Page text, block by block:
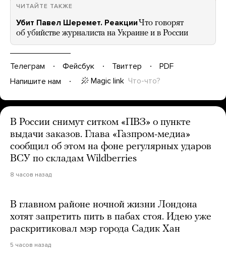
ЧИТАЙТЕ ТАКЖЕ
Убит Павел Шеремет. РеакцииЧто говорят
об убийстве журналиста на Украине и в России
Телеграм Фейсбук Твиттер
PDF
Напишите нам
Magic link Что-что?
В России снимут ситком «ПВЗ» о пункте
выдачи заказов. Глава «Газпром-медиа»
сообщил об этом на фоне регулярных ударов
ВСУ по складам Wildberries
8 часов назад
В главном районе ночной жизни Лондона
хотят запретить пить в пабах стоя. Идею уже
раскритиковал мэр города Садик Хан
5 часов назад